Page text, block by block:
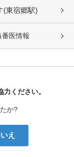
(東宿郷駅)
医情報
ください。
か?
え